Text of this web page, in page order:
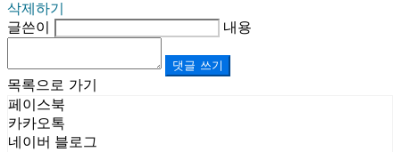
삭제하기
글쓴이
내용
댓글 쓰기
목록으로 가기
페이스북
카카오톡
네이버 블로그